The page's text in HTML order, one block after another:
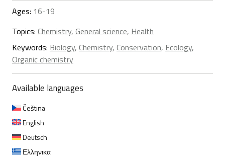
Ages: 16-19
Topics: Chemistry, General science, Health
Keywords: Biology, Chemistry, Conservation, Ecology,
Organic chemistry
Available languages
Čeština
English
Deutsch
Ελληνικα